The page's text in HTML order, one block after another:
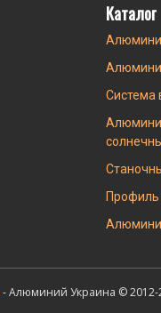
Каталог
Система
- Алюминий Украина © 2012-